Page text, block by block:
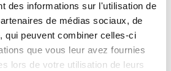
des informations sur l'utilisation de
de médias sociaux, de
qui peuvent combiner celles-ci
que vous leur avez fournies
lors de votre utilisation de leurs